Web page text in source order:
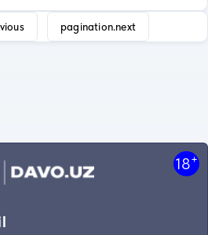
pagination.next
18+